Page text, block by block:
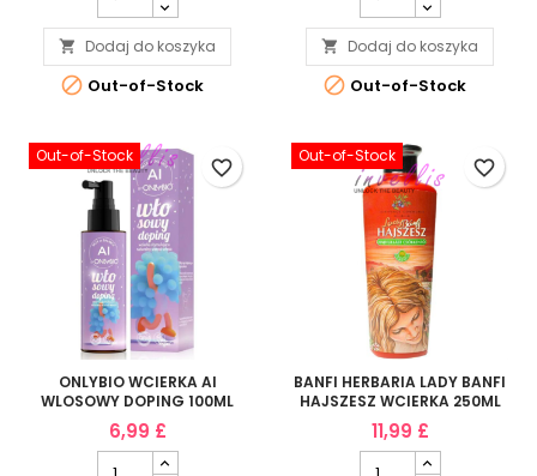
 Dodaj do koszyka
 Out-of-Stock
 Dodaj do koszyka
 Out-of-Stock
Out-of-Stock
ONLYBIO WCIERKA AI
WLOSOWY DOPING 100ML
6,99 £
favorite_border
Out-of-Stock
BANFI HERBARIA LADY BANFI
HAJSZESZ WCIERKA 250ML
11,99 £
favorite_border